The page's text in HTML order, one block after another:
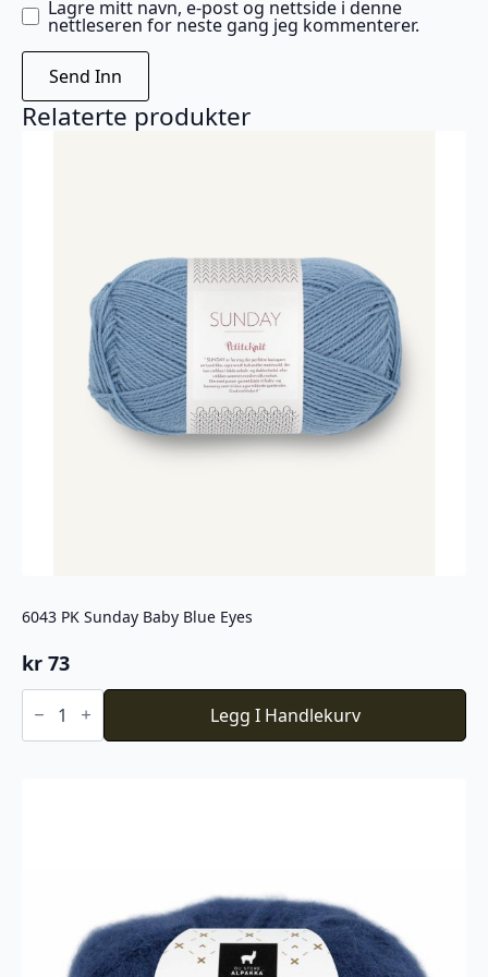
Lagre mitt navn, e-post og nettside i denne
nettleseren for neste gang jeg kommenterer.
Relaterte produkter
6043 PK Sunday Baby Blue Eyes
kr 73
6043
PK
Baby
Legg I Handlekurv